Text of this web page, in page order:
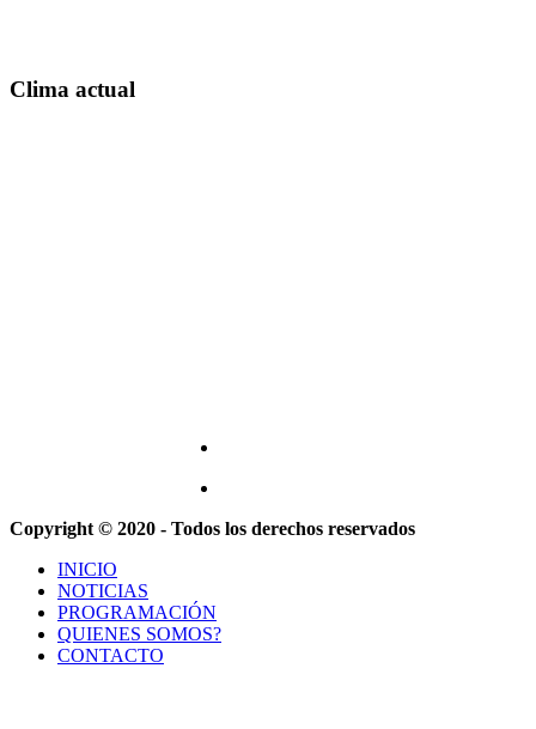
Clima actual
Copyright © 2020 - Todos los derechos reservados
INICIO
NOTICIAS
PROGRAMACIÓN
QUIENES SOMOS?
CONTACTO